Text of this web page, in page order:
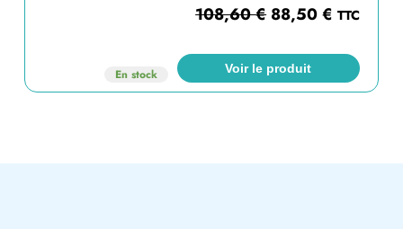
En stock
108,60€ 88,50€ TTC
Voir le produit